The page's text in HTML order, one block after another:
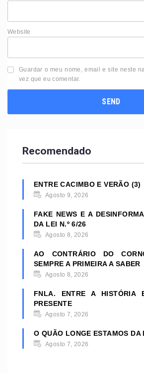
Website
Guardar o meu nome, email e site neste
vez que eu comentar.
Recomendado
ENTRE CACIMBO E VERÃO (3)
Agosto 9, 2026
FAKE NEWS E A
DA LEI N.º 6/26
Agosto 8, 2026
AO CONTRÁRIO DO
SEMPRE A PRIMEIRA A SABER
Agosto 8, 2026
FNLA. ENTRE A HISTÓRIA
PRESENTE
Agosto 7, 2026
O QUÃO LONGE ESTAMOS DA
Agosto 7, 2026